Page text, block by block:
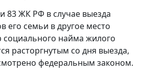
83 ЖК РФ в случае выезда
его семьи в другое место
социального найма жилого
расторгнутым со дня выезда,
федеральным законом.